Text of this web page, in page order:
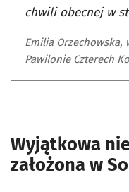
chwili obecnej w
Emilia Orzechowska,
Pawilonie Czterech
Wyjątkowa
założona w